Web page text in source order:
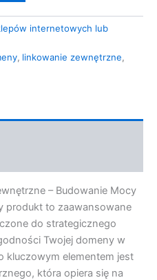
internetowych lub
, linkowanie zewnętrzne,
– Budowanie Mocy
produkt to zaawansowane
do strategicznego
Twojej domeny w
kluczowym elementem jest
która opiera się na